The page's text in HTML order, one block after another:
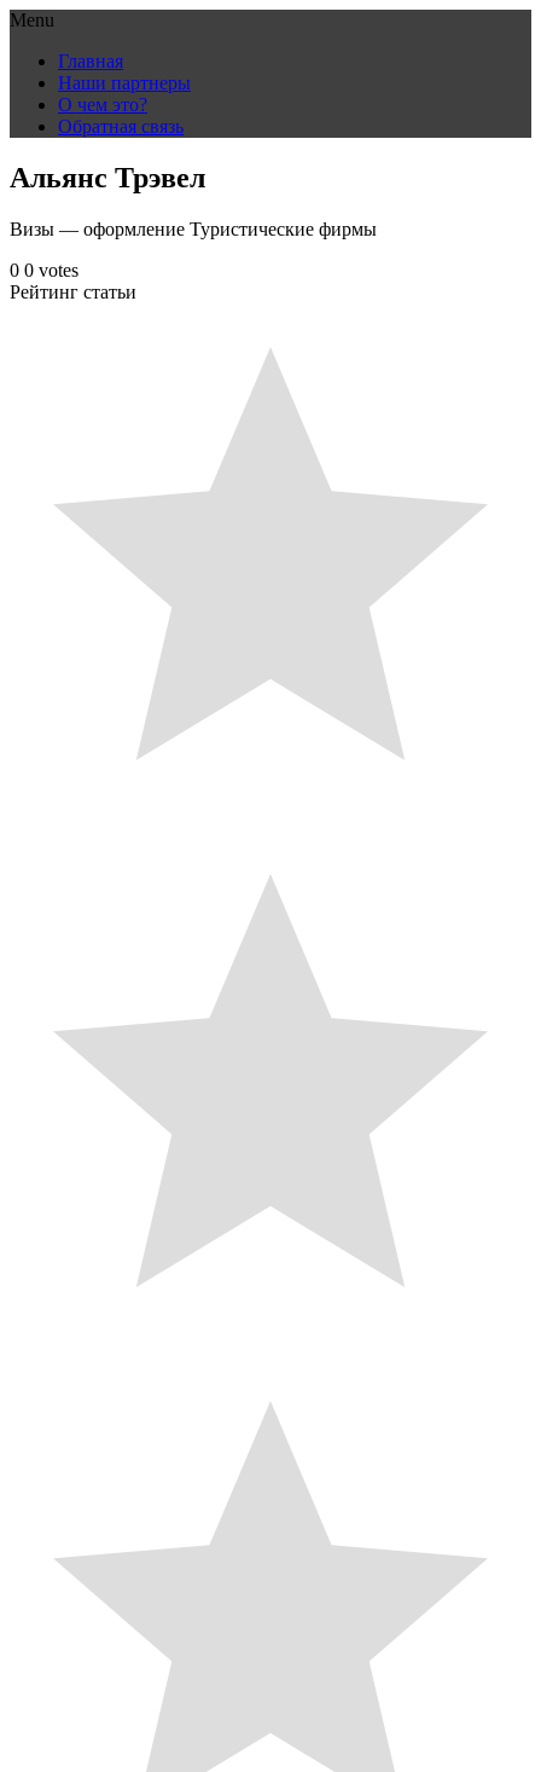
Menu
content
Главная
Наши партнеры
О чем это?
Обратная связь
Альянс Трэвел
Визы — оформление Туристические фирмы
0 0 votes
Рейтинг статьи